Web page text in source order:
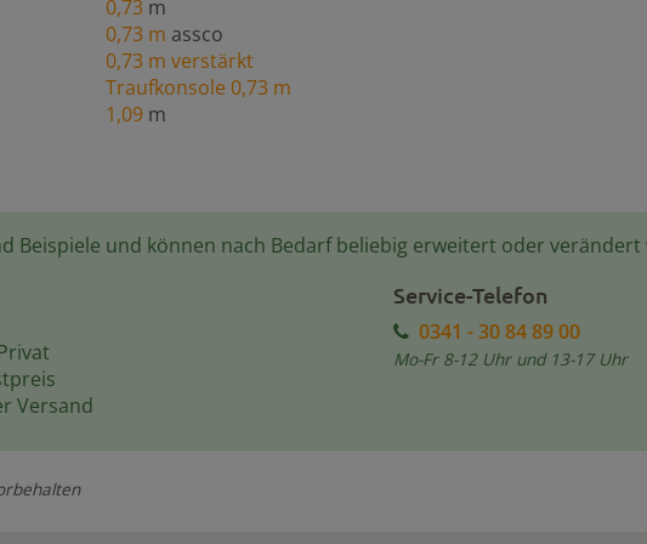
0,73 m
0,73 m assco
0,73 m verstärkt
Traufkonsole 0,73 m
1,09 m
Beispiele und können nach Bedarf beliebig erweitert oder verändert
Versand
Service-Telefon
0341 - 30 84 89 00
Mo-Fr 8-12 Uhr und 13-17 Uhr